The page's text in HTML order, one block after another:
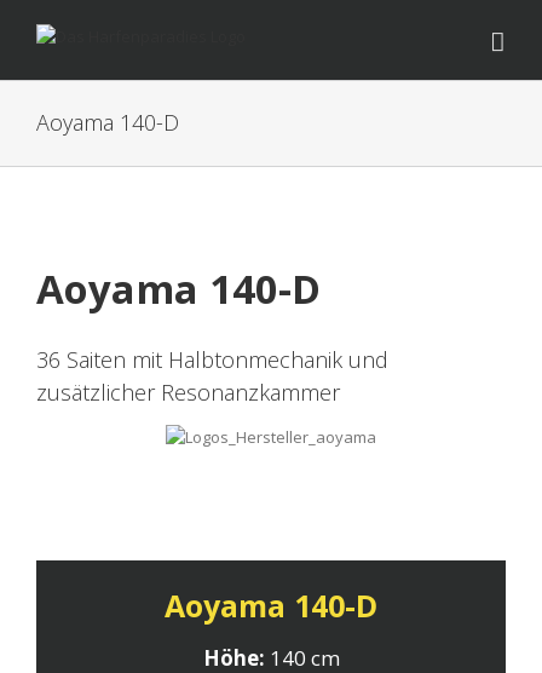
Inhalt
Aoyama 140-D
Aoyama 140-D
36 Saiten mit Halbtonmechanik und
zusätzlicher Resonanzkammer
Aoyama 140-D
Höhe: 140 cm